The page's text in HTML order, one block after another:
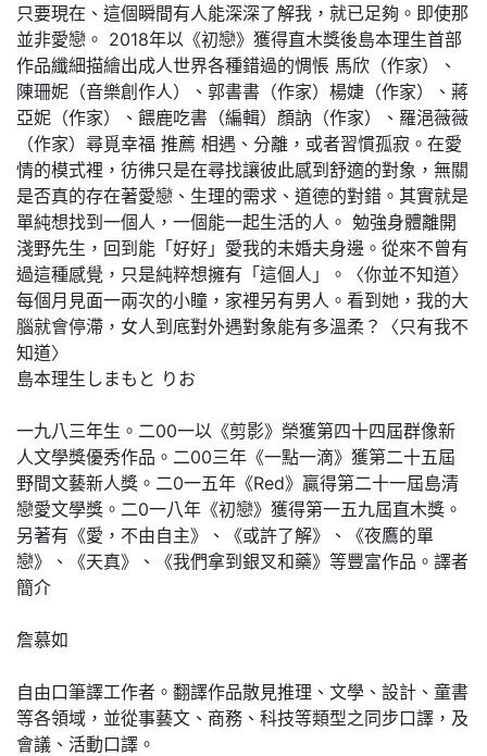
只要現在、這個瞬間有人能深深了解我，就已足夠。即使那
並非愛戀。 2018年以《初戀》獲得直木獎後島本理生首部
作品纖細描繪出成人世界各種錯過的惆悵 馬欣（作家）、
陳珊妮（音樂創作人）、郭書書（作家）楊婕（作家）、蔣
亞妮（作家）、餵鹿吃書（編輯）顏訥（作家）、羅浥薇薇
（作家）尋覓幸福 推薦 相遇、分離，或者習慣孤寂。在愛
情的模式裡，彷彿只是在尋找讓彼此感到舒適的對象，無關
是否真的存在著愛戀、生理的需求、道德的對錯。其實就是
單純想找到一個人，一個能一起生活的人。 勉強身體離開
淺野先生，回到能「好好」愛我的未婚夫身邊。從來不曾有
過這種感覺，只是純粹想擁有「這個人」。〈你並不知道〉
每個月見面一兩次的小瞳，家裡另有男人。看到她，我的大
腦就會停滯，女人到底對外遇對象能有多溫柔？〈只有我不
知道〉
島本理生しまもと りお
一九八三年生。二00一以《剪影》榮獲第四十四屆群像新
人文學獎優秀作品。二00三年《一點一滴》獲第二十五屆
野間文藝新人獎。二0一五年《Red》贏得第二十一屆島清
戀愛文學獎。二0一八年《初戀》獲得第一五九屆直木獎。
另著有《愛，不由自主》、《或許了解》、《夜鷹的單
戀》、《天真》、《我們拿到銀叉和藥》等豐富作品。譯者
簡介
詹慕如
自由口筆譯工作者。翻譯作品散見推理、文學、設計、童書
等各領域，並從事藝文、商務、科技等類型之同步口譯，及
會議、活動口譯。